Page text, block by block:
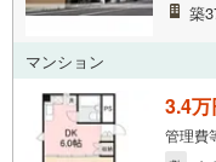
築
マンション
3.4万
管理費